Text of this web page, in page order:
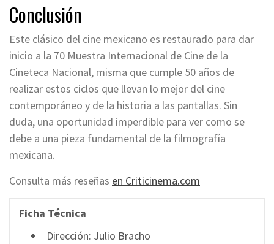
Conclusión
Este clásico del cine mexicano es restaurado para dar
inicio a la 70 Muestra Internacional de Cine de la
Cineteca Nacional, misma que cumple 50 años de
realizar estos ciclos que llevan lo mejor del cine
contemporáneo y de la historia a las pantallas. Sin
duda, una oportunidad imperdible para ver como se
debe a una pieza fundamental de la filmografía
mexicana.
Consulta más reseñas en Criticinema.com
Ficha Técnica
Dirección: Julio Bracho